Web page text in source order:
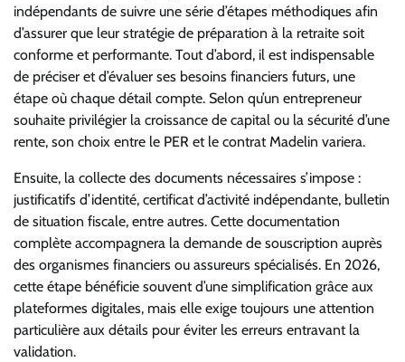
indépendants de suivre une série d’étapes méthodiques afin
d’assurer que leur stratégie de préparation à la retraite soit
conforme et performante. Tout d’abord, il est indispensable
de préciser et d’évaluer ses besoins financiers futurs, une
étape où chaque détail compte. Selon qu’un entrepreneur
souhaite privilégier la croissance de capital ou la sécurité d’une
rente, son choix entre le PER et le contrat Madelin variera.
Ensuite, la collecte des documents nécessaires s’impose :
justificatifs d’identité, certificat d’activité indépendante, bulletin
de situation fiscale, entre autres. Cette documentation
complète accompagnera la demande de souscription auprès
des organismes financiers ou assureurs spécialisés. En 2026,
cette étape bénéficie souvent d’une simplification grâce aux
plateformes digitales, mais elle exige toujours une attention
particulière aux détails pour éviter les erreurs entravant la
validation.